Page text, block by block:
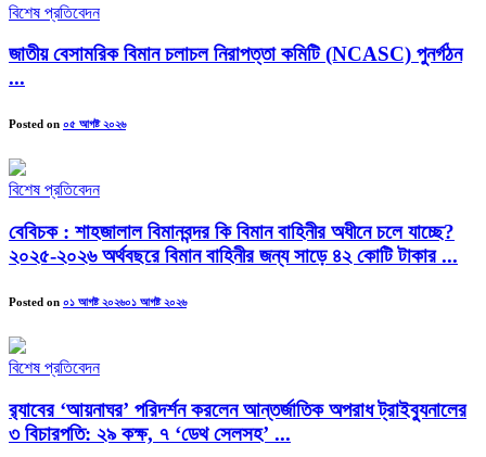
বিশেষ প্রতিবেদন
জাতীয় বেসামরিক বিমান চলাচল নিরাপত্তা কমিটি (NCASC) পুনর্গঠন
...
Posted on ০৫ আগষ্ট ২০২৬
বিশেষ প্রতিবেদন
বেবিচক : শাহজালাল বিমানবন্দর কি বিমান বাহিনীর অধীনে চলে যাচ্ছে?
২০২৫-২০২৬ অর্থবছরে বিমান বাহিনীর জন্য সাড়ে ৪২ কোটি টাকার ...
Posted on ০১ আগষ্ট ২০২৬০১ আগষ্ট ২০২৬
বিশেষ প্রতিবেদন
র‍্যাবের ‘আয়নাঘর’ পরিদর্শন করলেন আন্তর্জাতিক অপরাধ ট্রাইব্যুনালের
৩ বিচারপতি: ২৯ কক্ষ, ৭ ‘ডেথ সেলসহ’ ...